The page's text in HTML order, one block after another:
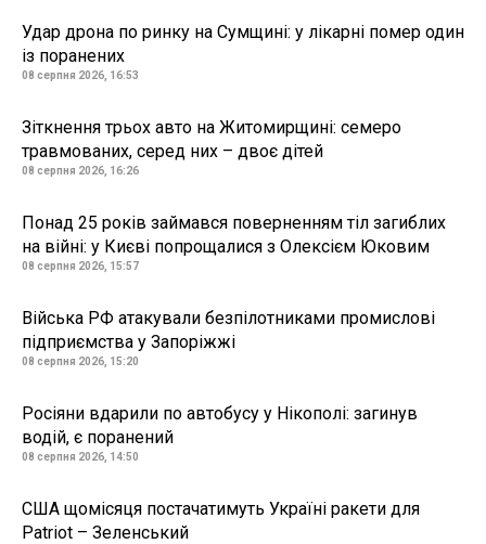
Удар дрона по ринку на Сумщині: у лікарні помер один
із поранених
08 серпня 2026, 16:53
Зіткнення трьох авто на Житомирщині: семеро
травмованих, серед них – двоє дітей
08 серпня 2026, 16:26
Понад 25 років займався поверненням тіл загиблих
на війні: у Києві попрощалися з Олексієм Юковим
08 серпня 2026, 15:57
Війська РФ атакували безпілотниками промислові
підприємства у Запоріжжі
08 серпня 2026, 15:20
Росіяни вдарили по автобусу у Нікополі: загинув
водій, є поранений
08 серпня 2026, 14:50
США щомісяця постачатимуть Україні ракети для
Patriot – Зеленський